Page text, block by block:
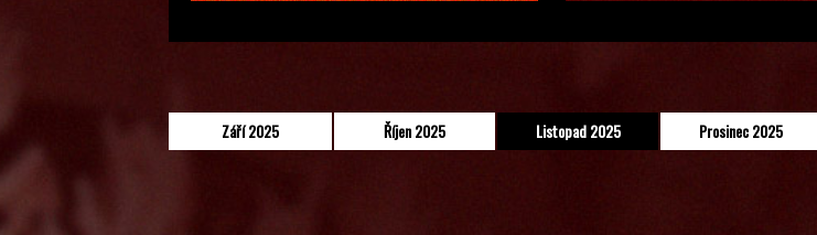
Září 2025 Říjen 2025 Listopad 2025 Prosinec 2025